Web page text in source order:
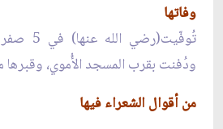
وفاتها
ودُفنت بقرب المسجد الأُموي،
من أقوال الشعراء فيها